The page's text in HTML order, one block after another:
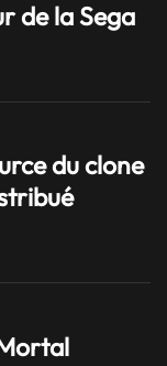
de la Sega
du clone